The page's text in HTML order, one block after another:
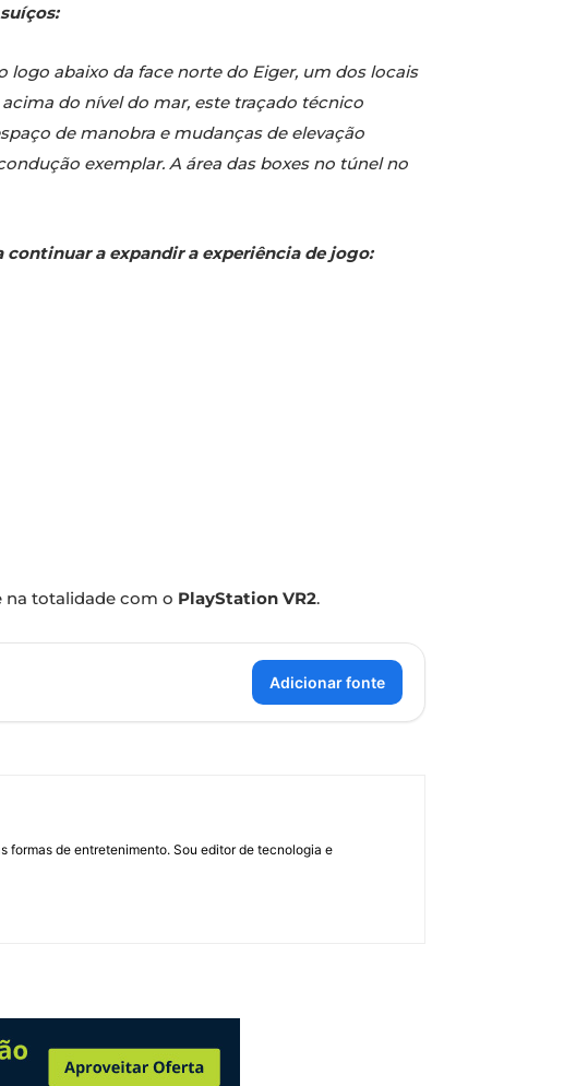
abaixo da face norte do Eiger, um dos locais
do nível do mar, este traçado técnico
de manobra e mudanças de elevação
exemplar. A área das boxes no túnel no
a expandir a experiência de jogo:
na totalidade com o PlayStation VR2.
Adicionar fonte
de entretenimento. Sou editor de tecnologia e